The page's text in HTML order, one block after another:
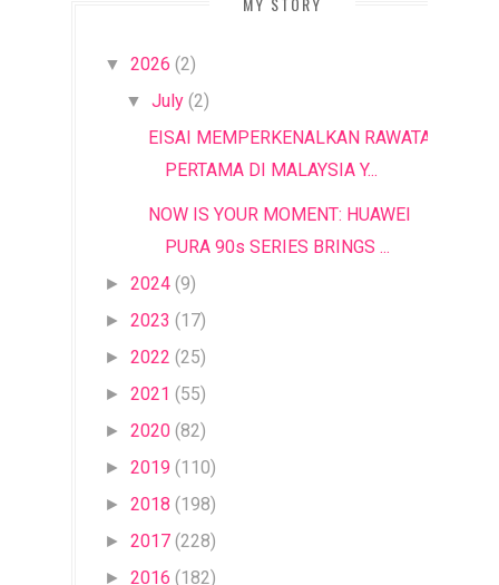
▼ 2026 (2)
▼ July (2)
EISAI MEMPERKENALKAN RAWATAN
PERTAMA DI MALAYSIA Y...
NOW IS YOUR MOMENT: HUAWEI
PURA 90s SERIES BRINGS ...
► 2024 (9)
► 2023 (17)
► 2022 (25)
► 2021 (55)
► 2020 (82)
► 2019 (110)
► 2018 (198)
► 2017 (228)
► 2016 (182)